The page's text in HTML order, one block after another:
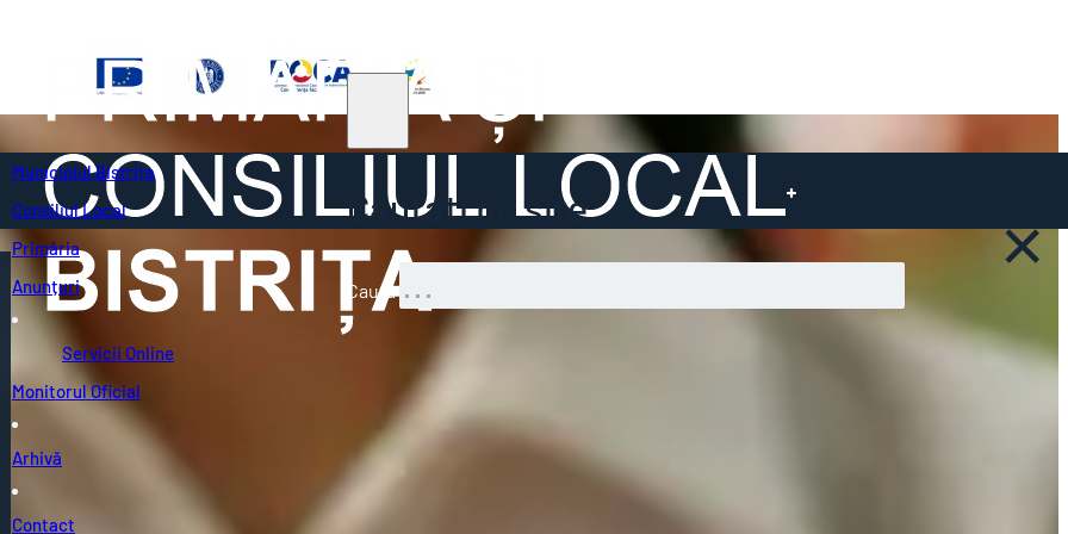
Municipiul Bistrița
Consiliul Local
Primăria
Anunțuri
Servicii Online
Monitorul Oficial
Arhivă
Contact
Căutați pe site ...
Caută
×